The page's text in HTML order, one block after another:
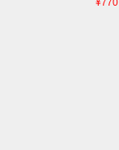
¥770